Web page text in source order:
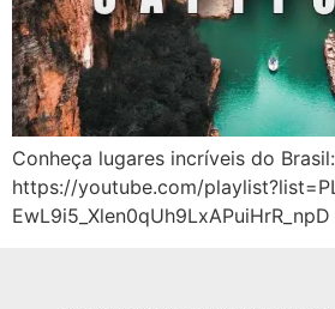
Conheça lugares incríveis do Brasil:
https://youtube.com/